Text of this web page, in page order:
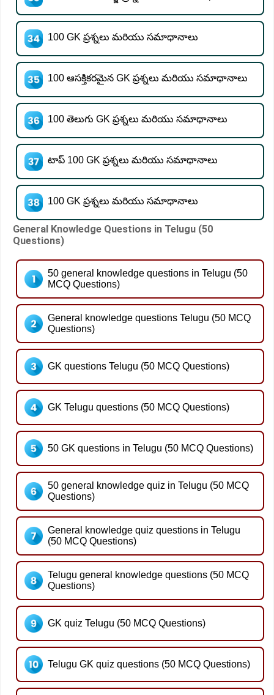
100 GK ప్రశ్నలు మరియు సమాధానాలు
100 ఆసక్తికరమైన GK ప్రశ్నలు మరియు సమాధానాలు
100 తెలుగు GK ప్రశ్నలు మరియు సమాధానాలు
టాప్ 100 GK ప్రశ్నలు మరియు సమాధానాలు
100 GK ప్రశ్నలు మరియు సమాధానాలు
General Knowledge Questions in Telugu (50
Questions)
50 general knowledge questions in Telugu (50
MCQ Questions)
General knowledge questions Telugu (50 MCQ
Questions)
GK questions Telugu (50 MCQ Questions)
GK Telugu questions (50 MCQ Questions)
50 GK questions in Telugu (50 MCQ Questions)
50 general knowledge quiz in Telugu (50 MCQ
Questions)
General knowledge quiz questions in Telugu
(50 MCQ Questions)
Telugu general knowledge questions (50 MCQ
Questions)
GK quiz Telugu (50 MCQ Questions)
Telugu GK quiz questions (50 MCQ Questions)